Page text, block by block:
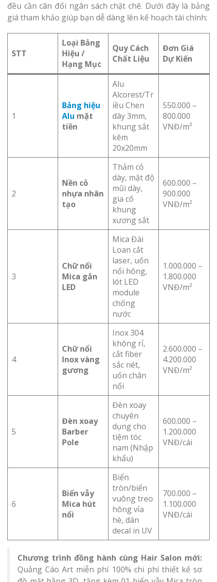
đều cần cân đối ngân sách chặt chẽ. Dưới đây là bảng
giá tham khảo giúp bạn dễ dàng lên kế hoạch tài chính:
STT
Loại Bảng
Hiệu /
Hạng Mục
Quy Cách
Chất Liệu
Đơn Giá
Dự Kiến
1
Bảng hiệu
Alu mặt
tiền
Alu
Alcorest/Tr
iều Chen
dày 3mm,
khung sắt
kẽm
20x20mm
550.000 –
800.000
VNĐ/m²
2
Nền cỏ
nhựa nhân
tạo
Thảm cỏ
dày, mật độ
mũi dày,
gia cố
khung
xương sắt
600.000 –
900.000
VNĐ/m²
3
Chữ nổi
Mica gắn
LED
Mica Đài
Loan cắt
laser, uốn
nổi hông,
lót LED
module
chống
nước
1.000.000 –
1.800.000
VNĐ/m²
4
Chữ nổi
Inox vàng
gương
Inox 304
không rỉ,
cắt fiber
sắc nét,
uốn chân
nổi
2.600.000 –
4.200.000
VNĐ/m²
5
Đèn xoay
Barber
Pole
Đèn xoay
chuyên
dụng cho
tiệm tóc
nam (Nhập
khẩu)
600.000 –
1.200.000
VNĐ/cái
6
Biển vẫy
Mica hút
nổi
Biển
tròn/biển
vuông treo
hông vỉa
hè, dán
decal in UV
700.000 –
1.100.000
VNĐ/cái
Chương trình đồng hành cùng Hair Salon mới:
Quảng Cáo Art miễn phí 100% chi phí thiết kế sơ